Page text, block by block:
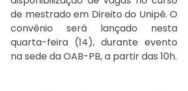
de mestrado em Direito do Unipê. O
convênio será lançado nesta
quarta-feira (14), durante evento